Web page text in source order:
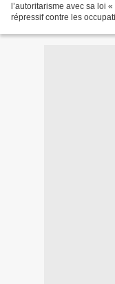
l’autoritarisme avec sa loi
répressif contre les